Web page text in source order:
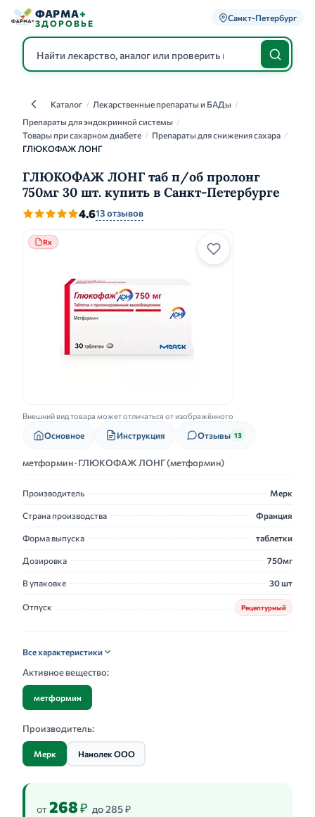
ФАРМА+
ЗДОРОВЬЕ
Санкт-Петербург
КаталогКаталог / Лекарственные препараты и БАДы /
Препараты для эндокринной системы /
Товары при сахарном диабете / Препараты для снижения сахара /
ГЛЮКОФАЖ ЛОНГ
ГЛЮКОФАЖ ЛОНГ таб п/об пролонг
750мг 30 шт. купить в Санкт-Петербурге
4.613 отзывов
Rx
Внешний вид товара может отличаться от изображённого
Основное Инструкция Отзывы 13
метформин · ГЛЮКОФАЖ ЛОНГ (метформин)
Производитель Мерк
Страна производства Франция
Форма выпуска таблетки
Дозировка 750мг
В упаковке 30 шт
Отпуск Рецептурный
Все характеристики
Активное вещество:
метформин
Производитель:
Мерк Нанолек ООО
от268₽ до 285 ₽